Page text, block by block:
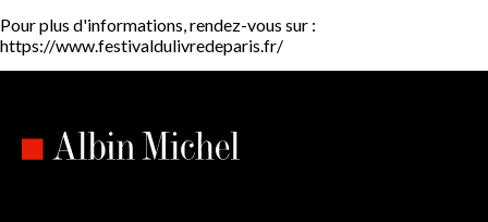
Pour plus d'informations, rendez-vous sur :
https://www.festivaldulivredeparis.fr/